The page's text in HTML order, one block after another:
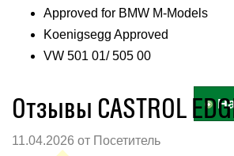
Approved for BMW M-Models
Koenigsegg Approved
VW 501 01/ 505 00
Отзывы CASTROL
11.04.2026 от Посетитель